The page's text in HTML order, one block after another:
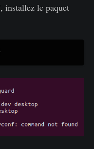
installez le paquet